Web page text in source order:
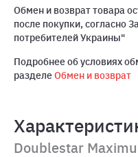
Обмен и возврат товара
после покупки, согласно
потребителей Украины"
Подробнее об условиях
разделеОбмен и возврат
Doublestar